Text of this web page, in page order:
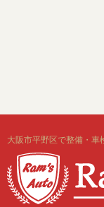
大阪市平野区で整備・車